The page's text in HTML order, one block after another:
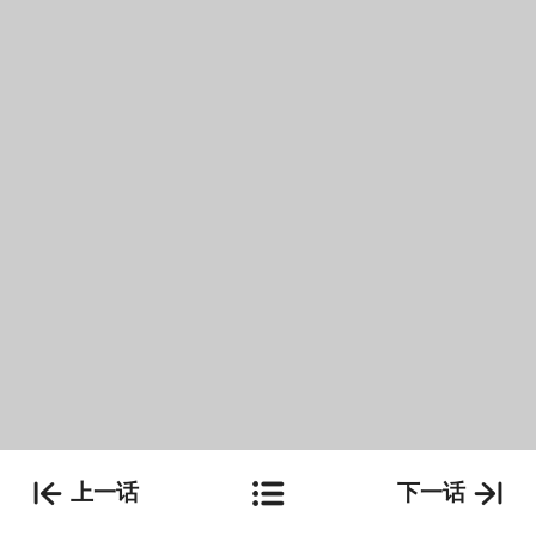
上一话 下一话